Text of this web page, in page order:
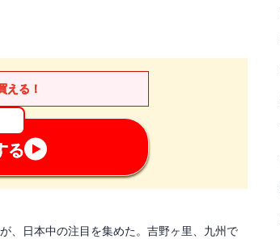
える！
る
、日本中の注目を集めた。吉野ヶ里、九州で